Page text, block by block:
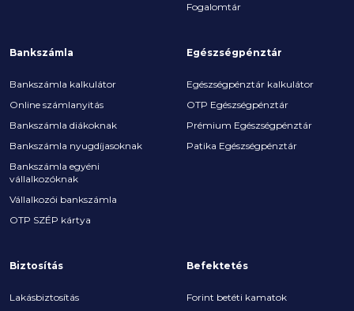
Fogalomtár
Bankszámla
Bankszámla kalkulátor
Online számlanyitás
Bankszámla diákoknak
Bankszámla nyugdíjasoknak
Bankszámla egyéni
vállalkozóknak
Vállalkozói bankszámla
OTP SZÉP kártya
Egészségpénztár
Egészségpénztár kalkulátor
OTP Egészségpénztár
Prémium Egészségpénztár
Patika Egészségpénztár
Biztosítás
Lakásbiztosítás
Befektetés
Forint betéti kamatok